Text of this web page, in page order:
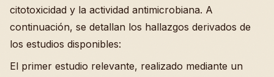
citotoxicidad y la actividad antimicrobiana. A
continuación, se detallan los hallazgos derivados de
los estudios disponibles:
El primer estudio relevante, realizado mediante un